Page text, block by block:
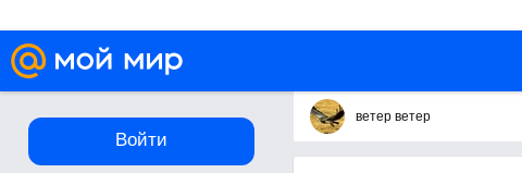
Войти
ветер ветер